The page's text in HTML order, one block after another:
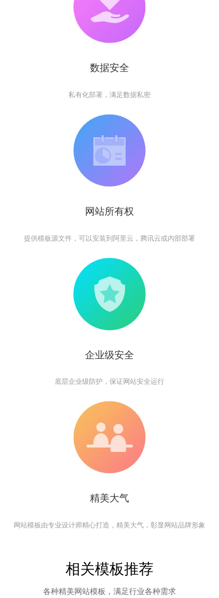
数据安全
私有化部署，满足数据私密
网站所有权
提供模板源文件，可以安装到阿里云，腾讯云或内部部署
企业级安全
底层企业级防护，保证网站安全运行
精美大气
网站模板由专业设计师精心打造，精美大气，彰显网站品牌形象
相关模板推荐
各种精美网站模板，满足行业各种需求